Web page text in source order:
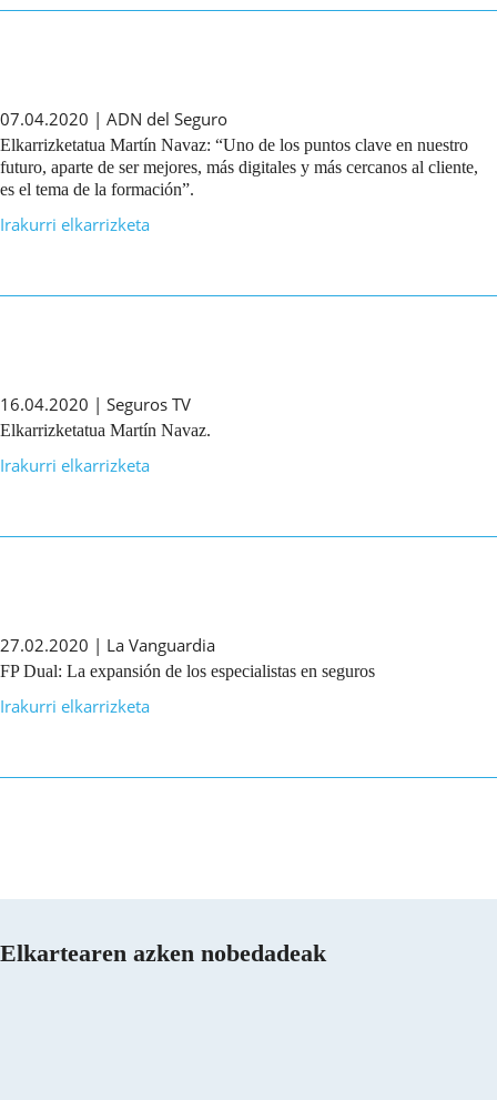
07.04.2020 | ADN del Seguro
Elkarrizketatua Martín Navaz: “Uno de los puntos clave en nuestro
futuro, aparte de ser mejores, más digitales y más cercanos al cliente,
es el tema de la formación”.
Irakurri elkarrizketa
16.04.2020 | Seguros TV
Elkarrizketatua Martín Navaz.
Irakurri elkarrizketa
27.02.2020 | La Vanguardia
FP Dual: La expansión de los especialistas en seguros
Irakurri elkarrizketa
Elkartearen azken nobedadeak